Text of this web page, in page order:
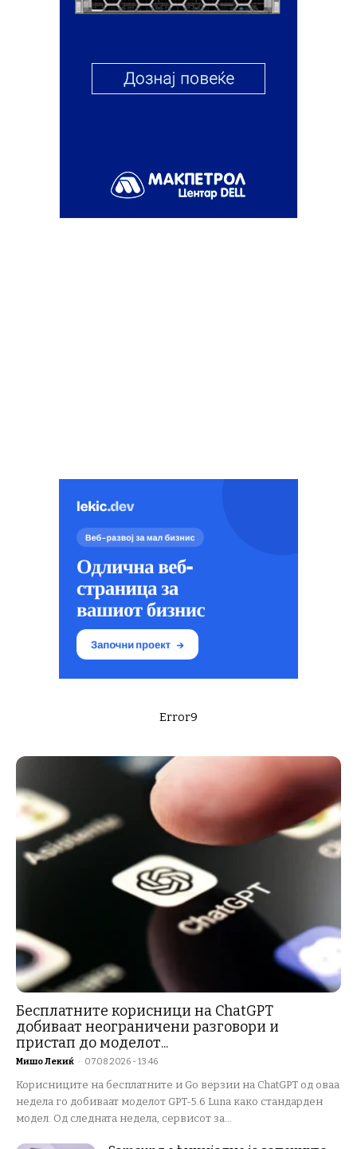
Error9
Бесплатните корисници на ChatGPT
добиваат неограничени разговори и
пристап до моделот...
Мишо Лекиќ - 07.08.2026 - 13:46
Корисниците на бесплатните и Go верзии на ChatGPT од оваа
недела го добиваат моделот GPT-5.6 Luna како стандарден
модел. Од следната недела, сервисот за...